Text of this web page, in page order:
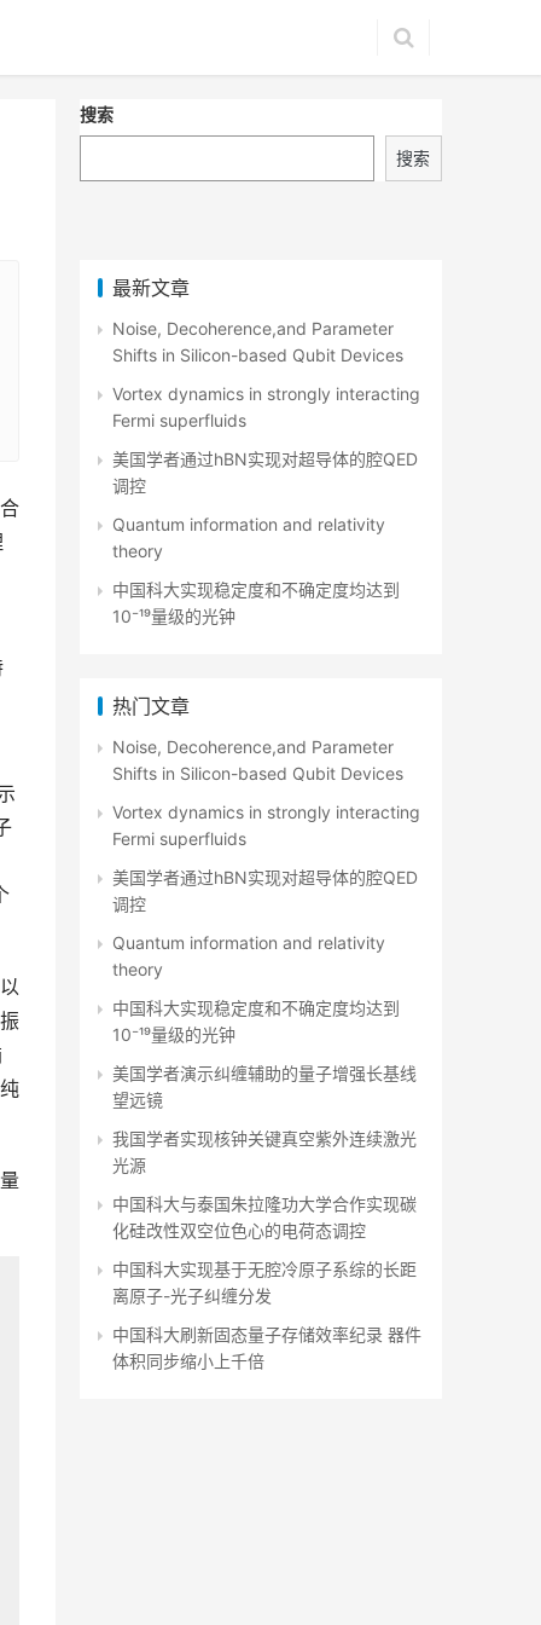
搜索
搜索
最新文章
Noise, Decoherence,and Parameter
Shifts in Silicon-based Qubit Devices
Vortex dynamics in strongly interacting
Fermi superfluids
美国学者通过hBN实现对超导体的腔QED
调控
Quantum information and relativity
theory
中国科大实现稳定度和不确定度均达到
10⁻¹⁹量级的光钟
热门文章
Noise, Decoherence,and Parameter
Shifts in Silicon-based Qubit Devices
Vortex dynamics in strongly interacting
Fermi superfluids
美国学者通过hBN实现对超导体的腔QED
调控
Quantum information and relativity
theory
中国科大实现稳定度和不确定度均达到
10⁻¹⁹量级的光钟
美国学者演示纠缠辅助的量子增强长基线
望远镜
我国学者实现核钟关键真空紫外连续激光
光源
中国科大与泰国朱拉隆功大学合作实现碳
化硅改性双空位色心的电荷态调控
中国科大实现基于无腔冷原子系综的长距
离原子-光子纠缠分发
中国科大刷新固态量子存储效率纪录 器件
体积同步缩小上千倍